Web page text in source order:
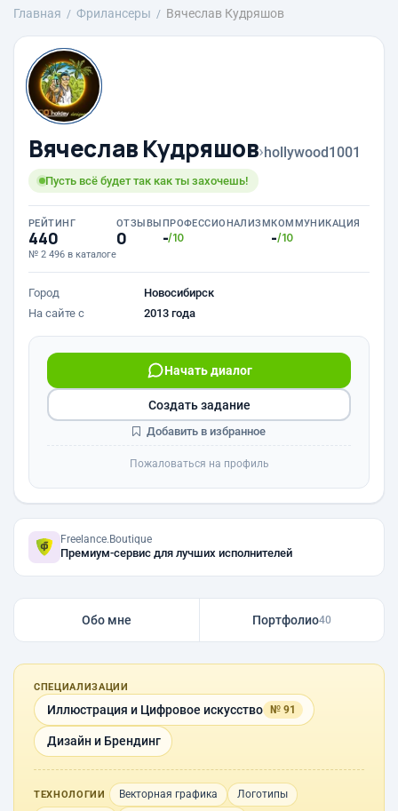
Главная Фрилансеры Вячеслав Кудряшов
Вячеслав Кудряшов›hollywood1001
Пусть всё будет так как ты захочешь!
РЕЙТИНГ
440
№ 2 496 в каталоге
ОТЗЫВЫ
0
ПРОФЕССИОНАЛИЗМ
-/10
КОММУНИКАЦИЯ
-/10
Город
Новосибирск
На сайте с
2013 года
Начать диалог
Создать задание
Добавить в избранное
Пожаловаться на профиль
Freelance.Boutique
Премиум-сервис для лучших исполнителей
Обо мне Портфолио40
СПЕЦИАЛИЗАЦИИ
Иллюстрация и Цифровое искусство № 91
Дизайн и Брендинг
ТЕХНОЛОГИИ Векторная графика
Логотипы